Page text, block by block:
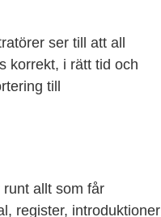
ser till att all
korrekt, i rätt tid och
till
allt som får
register, introduktioner